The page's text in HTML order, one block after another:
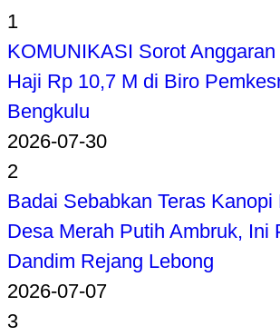
1
KOMUNIKASI Sorot
Haji Rp 10,7 M di Biro
Bengkulu
2026-07-30
2
Badai Sebabkan Teras Kanopi
Desa Merah Putih Ambruk, Ini
Dandim Rejang Lebong
2026-07-07
3